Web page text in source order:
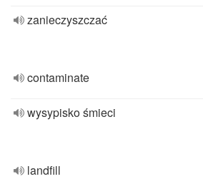
zanieczyszczać
contaminate
wysypisko śmieci
landfill